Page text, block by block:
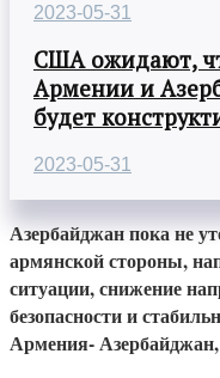
2023-05-31
США ожидают,
Армении и
будет
2023-05-31
Азербайджан пока не
армянской стороны,
ситуации, снижение
безопасности и
Армения-